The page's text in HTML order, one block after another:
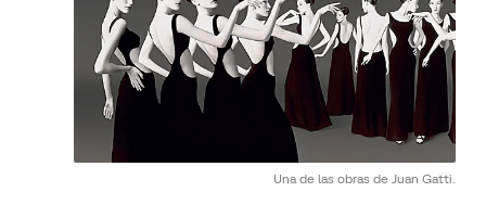
Una de las obras de Juan Gatti.